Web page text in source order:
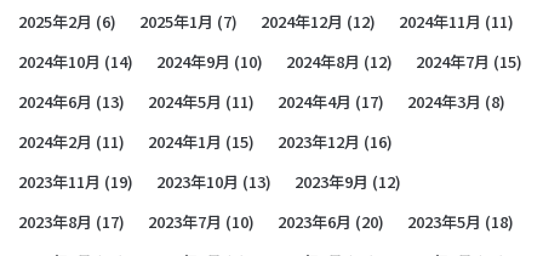
2025年2月 (6) 2025年1月 (7) 2024年12月 (12) 2024年11月 (11)
2024年10月 (14) 2024年9月 (10) 2024年8月 (12) 2024年7月 (15)
2024年6月 (13) 2024年5月 (11) 2024年4月 (17) 2024年3月 (8)
2024年2月 (11) 2024年1月 (15) 2023年12月 (16)
2023年11月 (19) 2023年10月 (13) 2023年9月 (12)
2023年8月 (17) 2023年7月 (10) 2023年6月 (20) 2023年5月 (18)